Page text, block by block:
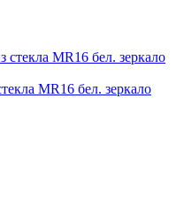
MR16 бел. зеркало